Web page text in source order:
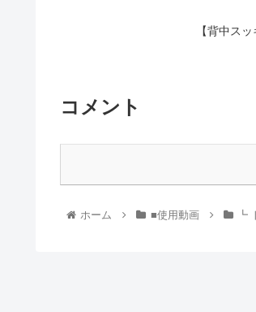
【背中ス
コメント
ホーム ■使用動画 ┗